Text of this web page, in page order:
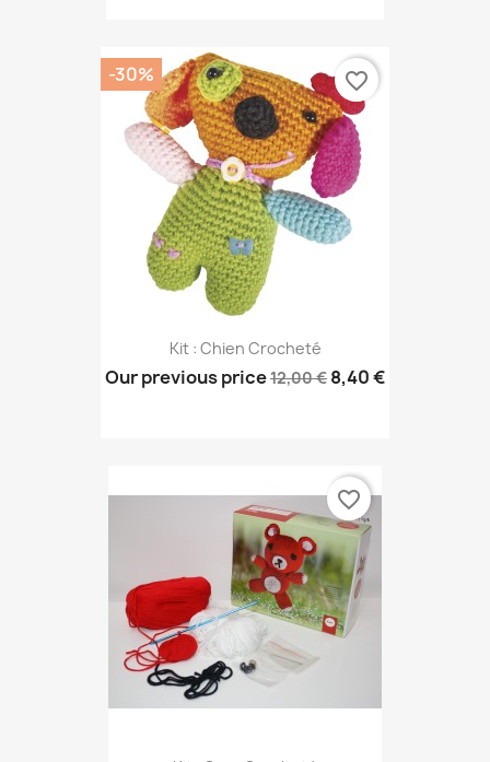
Kit : Chien Crocheté
Our previous price12,00 € 8,40 €
-30% favorite_border
favorite_border